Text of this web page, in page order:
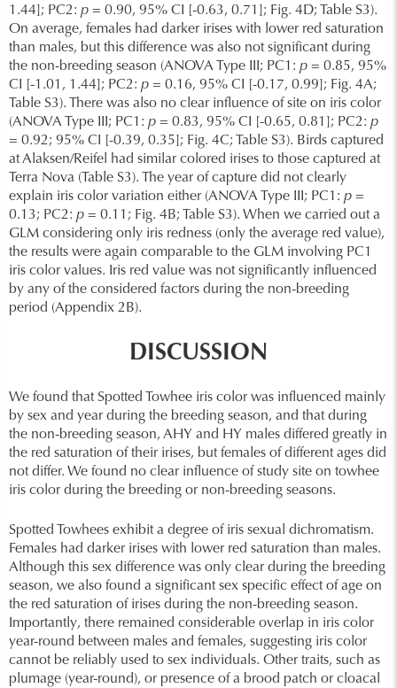
1.44]; PC2: p = 0.90, 95% CI [-0.63, 0.71]; Fig. 4D; Table S3).
On average, females had darker irises with lower red saturation
than males, but this difference was also not significant during
the non-breeding season (ANOVA Type III; PC1: p = 0.85, 95%
CI [-1.01, 1.44]; PC2: p = 0.16, 95% CI [-0.17, 0.99]; Fig. 4A;
Table S3). There was also no clear influence of site on iris color
(ANOVA Type III; PC1: p = 0.83, 95% CI [-0.65, 0.81]; PC2: p
= 0.92; 95% CI [-0.39, 0.35]; Fig. 4C; Table S3). Birds captured
at Alaksen/Reifel had similar colored irises to those captured at
Terra Nova (Table S3). The year of capture did not clearly
explain iris color variation either (ANOVA Type III; PC1: p =
0.13; PC2: p = 0.11; Fig. 4B; Table S3). When we carried out a
GLM considering only iris redness (only the average red value),
the results were again comparable to the GLM involving PC1
iris color values. Iris red value was not significantly influenced
by any of the considered factors during the non-breeding
period (Appendix 2B).
DISCUSSION
We found that Spotted Towhee iris color was influenced mainly
by sex and year during the breeding season, and that during
the non-breeding season, AHY and HY males differed greatly in
the red saturation of their irises, but females of different ages did
not differ. We found no clear influence of study site on towhee
iris color during the breeding or non-breeding seasons.
Spotted Towhees exhibit a degree of iris sexual dichromatism.
Females had darker irises with lower red saturation than males.
Although this sex difference was only clear during the breeding
season, we also found a significant sex specific effect of age on
the red saturation of irises during the non-breeding season.
Importantly, there remained considerable overlap in iris color
year-round between males and females, suggesting iris color
cannot be reliably used to sex individuals. Other traits, such as
plumage (year-round), or presence of a brood patch or cloacal